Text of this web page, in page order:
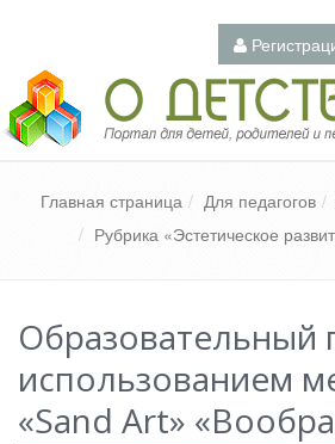
Педагогический портал «О детстве»
Главная страница Для педагогов
Рубрика «Эстетическое
Образовательный
использованием
«Sand Art»